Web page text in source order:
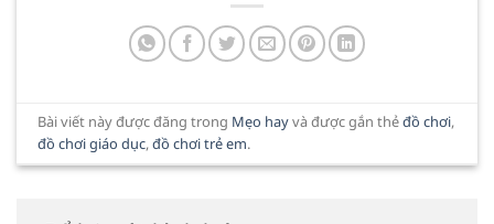
Bài viết này được đăng trong Mẹo hayvà được gắn thẻđồ chơi,
đồ chơi giáo dục,đồ chơi trẻ em.